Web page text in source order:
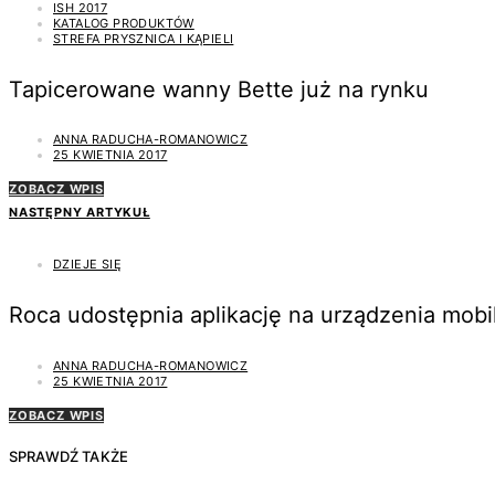
ISH 2017
KATALOG PRODUKTÓW
STREFA PRYSZNICA I KĄPIELI
Tapicerowane wanny Bette już na rynku
ANNA RADUCHA-ROMANOWICZ
25 KWIETNIA 2017
ZOBACZ WPIS
NASTĘPNY ARTYKUŁ
DZIEJE SIĘ
Roca udostępnia aplikację na urządzenia
ANNA RADUCHA-ROMANOWICZ
25 KWIETNIA 2017
ZOBACZ WPIS
SPRAWDŹ TAKŻE